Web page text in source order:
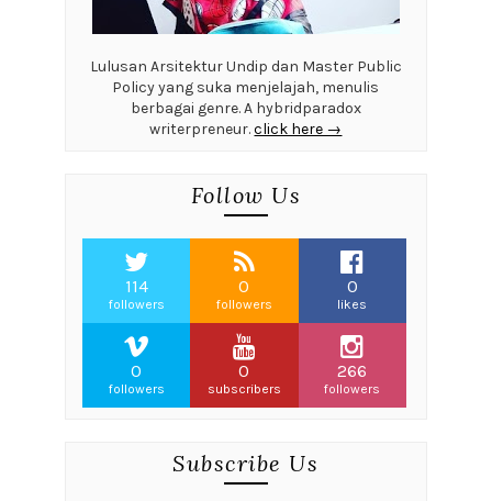
Lulusan Arsitektur Undip dan Master Public
Policy yang suka menjelajah, menulis
berbagai genre. A hybridparadox
writerpreneur.click here →
Follow Us
114
followers
0
followers
0
likes
0
followers
0
subscribers
266
followers
Subscribe Us